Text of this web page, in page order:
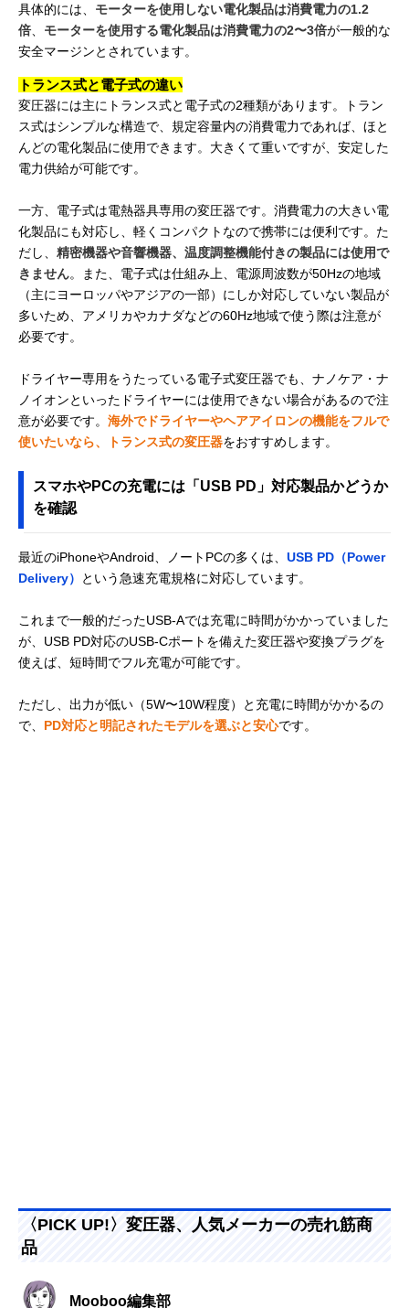
具体的には、 モーターを使用しない電化製品は消費電力の1.2
倍
モーターを使用する電化製品は消費電力の2〜3倍が一般的な
安全マージンとされています。
トランス式と電子式の違い
変圧器には主にトランス式と電子式の2種類があります。トラン
ス式はシンプルな構造で、規定容量内の消費電力であれば、ほと
んどの電化製品に使用できます。大きくて重いですが、安定した
電力供給が可能です。
一方、電子式は電熱器具専用の変圧器です。消費電力の大きい電
化製品にも対応し、軽くコンパクトなので携帯には便利です。た
だし、 精密機器や音響機器、温度調整機能付きの製品には使用で
きません。また、電子式は仕組み上、電源周波数が50Hzの地域
（主にヨーロッパやアジアの一部）にしか対応していない製品が
多いため、アメリカやカナダなどの60Hz地域で使う際は注意が
必要です。
ドライヤー専用をうたっている電子式変圧器でも、ナノケア・ナ
ノイオンといったドライヤーには使用できない場合があるので注
意が必要です。 海外でドライヤーやヘアアイロンの機能をフルで
使いたいなら、トランス式の変圧器をおすすめします。
スマホやPCの充電には「USB PD」対応製品かどうか
を確認
最近のiPhoneやAndroid、ノートPCの多くは、 USB PD（Power
Delivery）
という急速充電規格に対応しています。
これまで一般的だったUSB-Aでは充電に時間がかかっていました
が、USB PD対応のUSB-Cポートを備えた変圧器や変換プラグを
使えば、短時間でフル充電が可能です。
ただし、出力が低い（5W〜10W程度）と充電に時間がかかるの
で、 PD対応と明記されたモデルを選ぶと安心です。
〈PICK UP!〉変圧器、人気メーカーの売れ筋商
品
Mooboo編集部